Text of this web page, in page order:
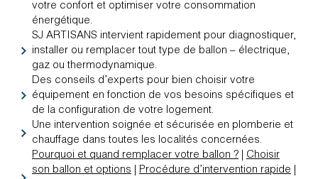
votre confort et optimiser votre consommation
énergétique.
SJ ARTISANS intervient rapidement pour diagnostiquer,
installer ou remplacer tout type de ballon – électrique,
gaz ou thermodynamique.
Des conseils d’experts pour bien choisir votre
équipement en fonction de vos besoins spécifiques et
de la configuration de votre logement.
Une intervention soignée et sécurisée en plomberie et
chauffage dans toutes les localités concernées.
Pourquoi et quand remplacer votre ballon ?
Choisir
son ballon et options
Procédure d’intervention rapide